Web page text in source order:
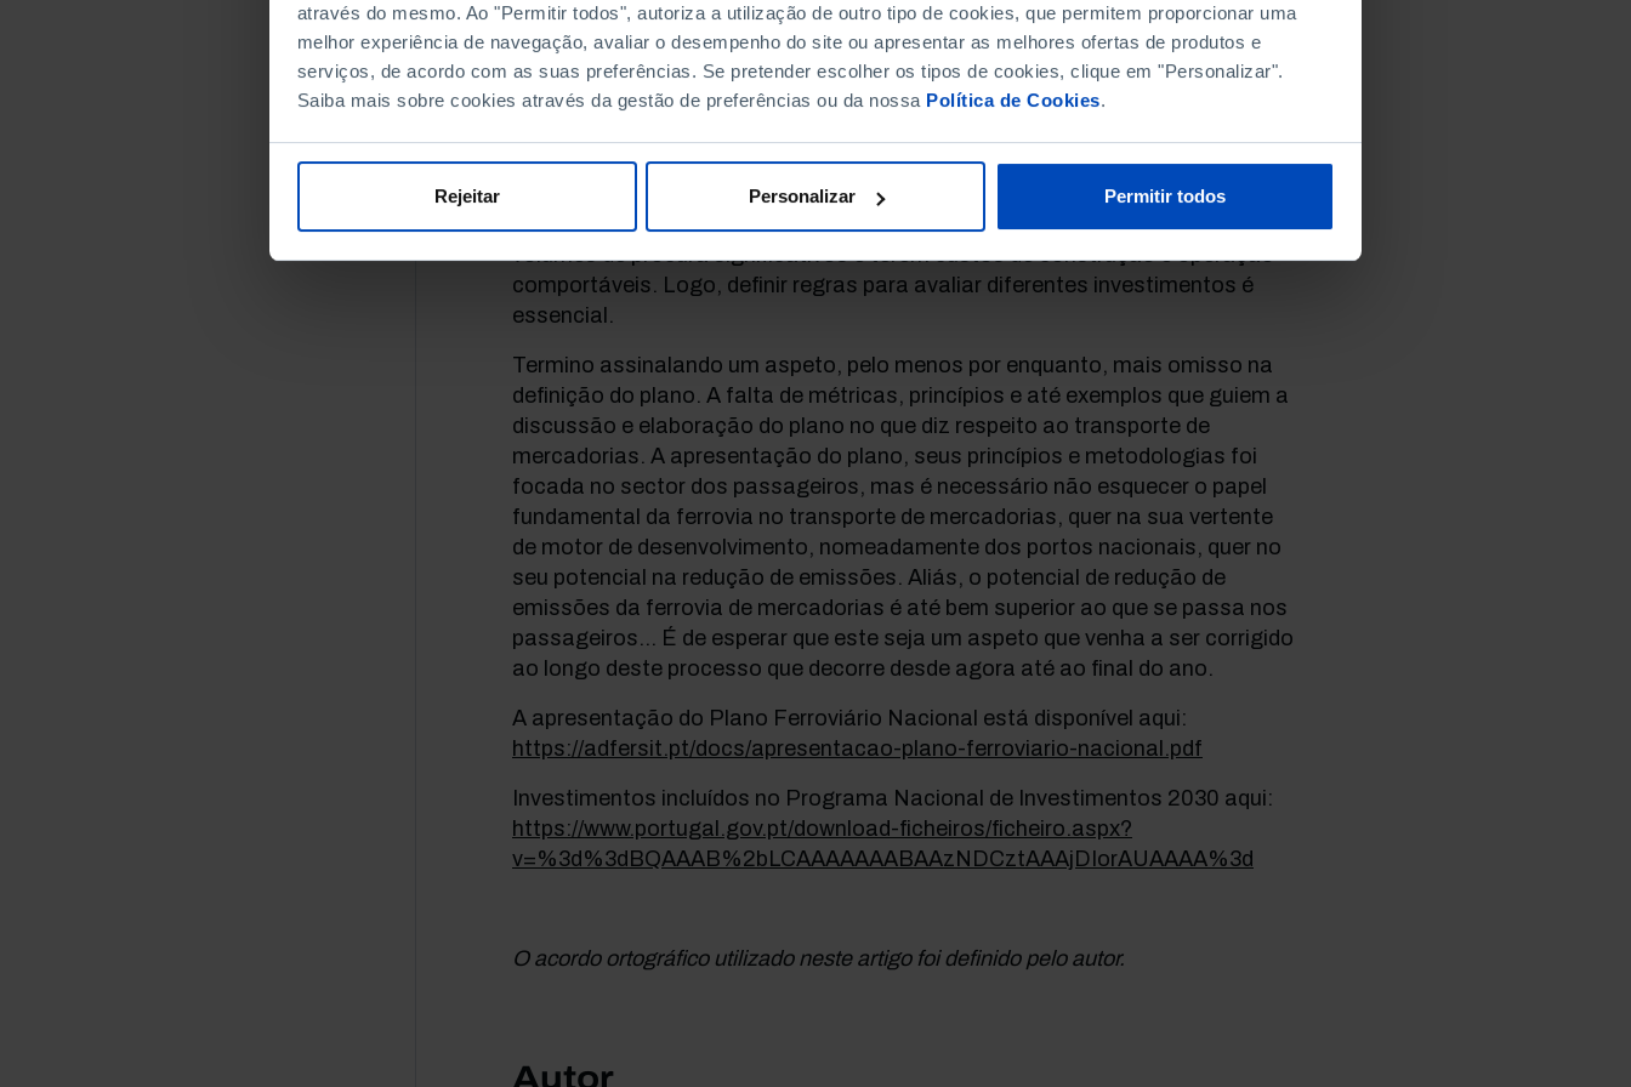
através do mesmo. Ao "Permitir todos", autoriza a utilização de outro tipo de cookies, que permitem proporcionar uma
melhor experiência de navegação, avaliar o desempenho do site ou apresentar as melhores ofertas de produtos e
serviços, de acordo com as suas preferências. Se pretender escolher os tipos de cookies, clique em "Personalizar".
Saiba mais sobre cookies através da gestão de preferências ou da nossa Política de Cookies.
Rejeitar Personalizar Permitir todos
e outros transportes públicos.
A definição de um conjunto de princípios de avaliação é uma terceira
componente que merece menção. A ferrovia é um meio de transporte pesado
atrativa com níveis de serviço, tempos de viagem e preços competitivos com
outros meios de transporte. Ora, nem sempre é possível encontrar um
equilíbrio entre alternativas que sejam simultaneamente capazes de atrair
volumes de procura significativos e terem custos de construção e operação
comportáveis. Logo, definir regras para avaliar diferentes investimentos é
essencial.
Termino assinalando um aspeto, pelo menos por enquanto, mais omisso na
definição do plano. A falta de métricas, princípios e até exemplos que guiem a
discussão e elaboração do plano no que diz respeito ao transporte de
mercadorias. A apresentação do plano, seus princípios e metodologias foi
focada no sector dos passageiros, mas é necessário não esquecer o papel
fundamental da ferrovia no transporte de mercadorias, quer na sua vertente
de motor de desenvolvimento, nomeadamente dos portos nacionais, quer no
seu potencial na redução de emissões. Aliás, o potencial de redução de
emissões da ferrovia de mercadorias é até bem superior ao que se passa nos
passageiros... É de esperar que este seja um aspeto que venha a ser corrigido
ao longo deste processo que decorre desde agora até ao final do ano.
A apresentação do Plano Ferroviário Nacional está disponível aqui:
https://adfersit.pt/docs/apresentacao-plano-ferroviario-nacional.pdf
Investimentos incluídos no Programa Nacional de Investimentos 2030 aqui:
https://www.portugal.gov.pt/download-ficheiros/ficheiro.aspx?
v=%3d%3dBQAAAB%2bLCAAAAAAABAAzNDCztAAAjDIorAUAAAA%3d
O acordo ortográfico utilizado neste artigo foi definido pelo autor.
Autor